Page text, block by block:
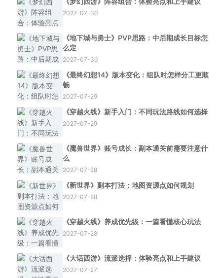
2027-07-30
《地下城与勇士》PVP思路：中后期成长目标怎
么定
2027-07-30
《最终幻想14》版本变化：组队时怎样分工更顺
畅
2027-07-29
《穿越火线》新手入门：不同玩法路线如何选择
2027-07-29
《魔兽世界》账号成长：副本通关前需要注意什
么
2027-07-28
《新世界》副本打法：地图资源点如何规划
2027-07-28
《穿越火线》养成优先级：一篇看懂核心玩法
2027-07-28
《大话西游》流派选择：体验亮点和上手建议
2027-07-27